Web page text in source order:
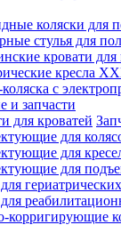
и запчасти
корригирующие